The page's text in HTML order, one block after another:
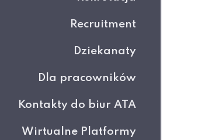
Recruitment
Dziekanaty
Dla pracowników
Kontakty do biur ATA
Wirtualne Platformy